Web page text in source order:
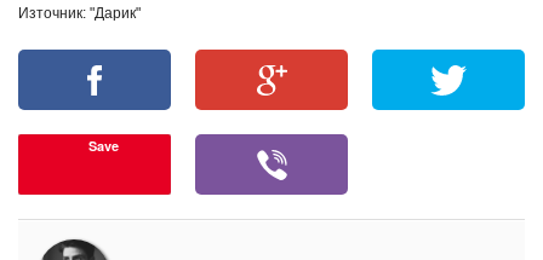
Източник: "Дарик"
Save